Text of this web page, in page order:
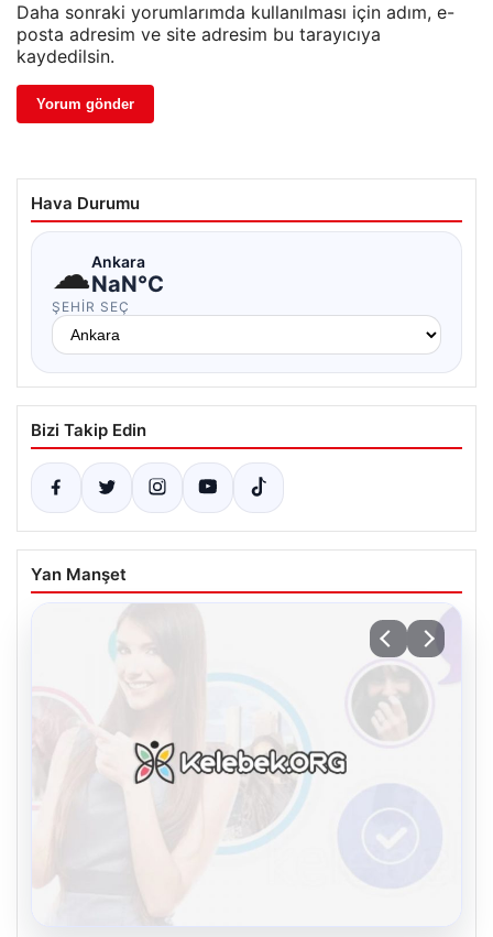
Daha sonraki yorumlarımda kullanılması için adım, e-
posta adresim ve site adresim bu tarayıcıya
kaydedilsin.
Hava Durumu
☁Ankara
NaN°C
ŞEHIR SEÇ
Bizi Takip Edin
Yan Manşet